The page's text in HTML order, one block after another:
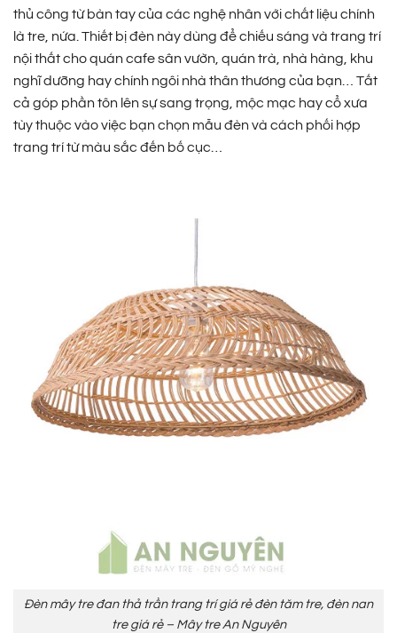
thủ công từ bàn tay của các nghệ nhân với chất liệu chính
là tre, nứa. Thiết bị đèn này dùng để chiếu sáng và trang trí
nội thất cho quán cafe sân vườn, quán trà, nhà hàng, khu
nghĩ dưỡng hay chính ngôi nhà thân thương của bạn… Tất
cả góp phần tôn lên sự sang trọng, mộc mạc hay cổ xưa
tùy thuộc vào việc bạn chọn mẫu đèn và cách phối hợp
trang trí từ màu sắc đến bố cục…
Đèn mây tre đan thả trần trang trí giá rẻ đèn tăm tre, đèn nan
tre giá rẻ – Mây tre An Nguyên